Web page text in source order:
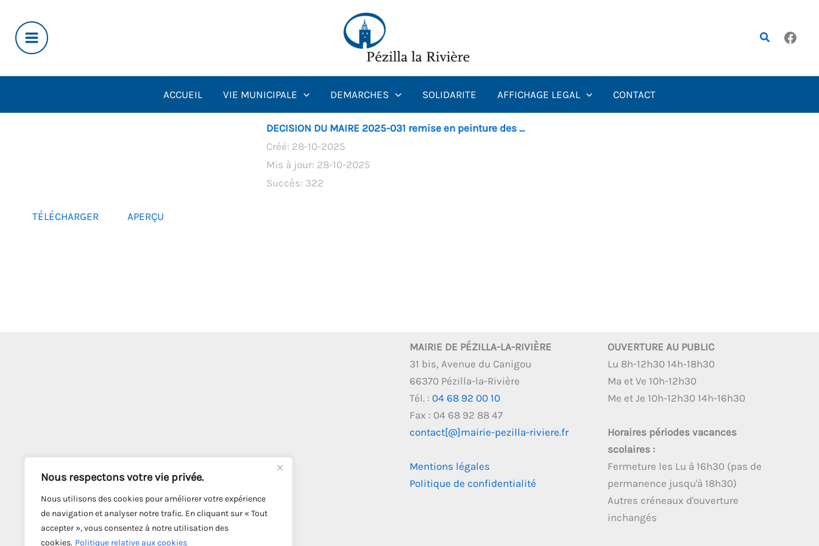
Nous respectons votre vie privée.
Nous utilisons des cookies pour améliorer votre expérience
de navigation et analyser notre trafic. En cliquant sur « Tout
accepter », vous consentez à notre utilisation des
cookies. Politique relative aux cookies
contenu
Rechercher
ACCUEIL VIE MUNICIPALE DEMARCHES SOLIDARITE AFFICHAGE LEGAL CONTACT
DECISION DU MAIRE 2025-031 remise en peinture des ...
Créé: 28-10-2025
Mis à jour: 28-10-2025
Succès: 322
TÉLÉCHARGER APERÇU
MAIRIE DE PÉZILLA-LA-RIVIÈRE
31 bis, Avenue du Canigou
66370 Pézilla-la-Rivière
Tél. : 04 68 92 00 10
Fax : 04 68 92 88 47
contact[@]mairie-pezilla-riviere.fr
Mentions légales
Politique de confidentialité
OUVERTURE AU PUBLIC
Lu 8h-12h30 14h-18h30
Ma et Ve 10h-12h30
Me et Je 10h-12h30 14h-16h30
Horaires périodes vacances
scolaires :
Fermeture les Lu à 16h30 (pas de
permanence jusqu'à 18h30)
Autres créneaux d'ouverture
inchangés